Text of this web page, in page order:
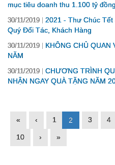
mục tiêu doanh thu 1.100 tỷ
30/11/2019
2021 - Thư Chúc
Quý Đối Tác, Khách Hàng
30/11/2019
KHÔNG CHỦ QUAN
NĂM
30/11/2019
CHƯƠNG TRÌNH
NHẬN NGAY QUÀ TẶNG NĂM
« ‹ 1 2 3 4
10 › »